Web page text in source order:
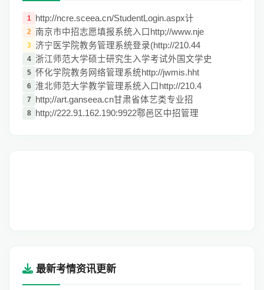
1 http://ncre.sceea.cn/StudentLogin.aspx计
2 南京市中招志愿填报系统入口http;//www.nje
3 济宁医学院教务管理系统登录(http://210.44
4 浙江师范大学硕士研究生入学考试外国文学史
5 怀化学院教务网络管理系统http://jwmis.hht
6 淮北师范大学教学管理系统入口http://210.4
7 http;//art.ganseea.cn甘肃省体艺类专业招
8 http;//222.91.162.190:9922鄠邑区中招管理
最新考情资讯更新